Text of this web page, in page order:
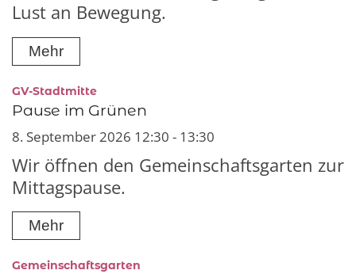
Lust an Bewegung.
Mehr
GV-Stadtmitte:
Pause im Grünen
8. September 2026 12:30 - 13:30
Wir öffnen den Gemeinschaftsgarten zur
Mittagspause.
Mehr
Gemeinschaftsgarten